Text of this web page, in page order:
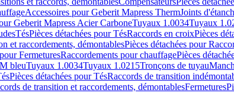
Accessoires pour Geberit Mapress ThermJoints
Geberit Mapress Acier CarboneTuyaux 1.0034Tuyaux
TésPièces détachées pour TésRaccords en croixPièces
et raccordements, démontablesPièces détachées pour
FermeturesRaccordements pour chauffagePièces
bleuTuyaux 1.0034Tuyaux 1.0215Tronçons de tuyau
Pièces détachées pour TésRaccords de transition
de transition et raccordements, démontablesFermetures